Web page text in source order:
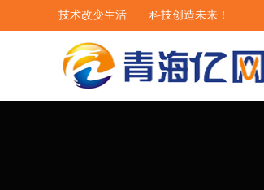
技术改变生活 科技创造未来！